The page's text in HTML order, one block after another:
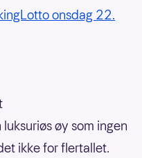
onsdag 22.
øy som ingen
ikke for flertallet.